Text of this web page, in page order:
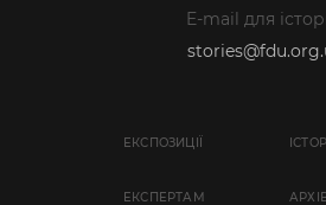
E-mail для
ЕКСПОЗИЦІЇ
EКСПЕРТАМ